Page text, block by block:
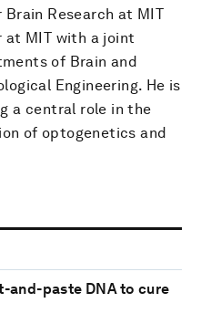
Research at MIT
at MIT with a joint
of Brain and
Engineering. He is
a central role in the
of optogenetics and
and-paste DNA to cure